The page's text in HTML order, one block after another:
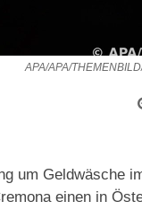
APA/APA/
um Geldwäsche
einen in